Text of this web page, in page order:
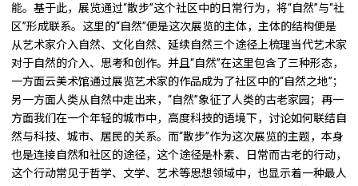
能。基于此，展览通过“散步”这个社区中的日常行为，将“自然”与“社
区”形成联系。这里的“自然”便是这次展览的主体，主体的结构便是
从艺术家介入自然、文化自然、延续自然三个途径上梳理当代艺术家
对于自然的介入、思考和创作。并且“自然”在这里包含了三种形态，
一方面云美术馆通过展览艺术家的作品成为了社区中的“自然之地”；
另一方面人类从自然中走出来，“自然”象征了人类的古老家园；再一
方面我们在一个年轻的城市中，高度科技的语境下，讨论如何联结自
然与科技、城市、居民的关系。而“散步”作为这次展览的主题，本身
也是连接自然和社区的途径，这个途径是朴素、日常而古老的行动，
这个行动常见于哲学、文学、艺术等思想领域中，也显示着一种最人